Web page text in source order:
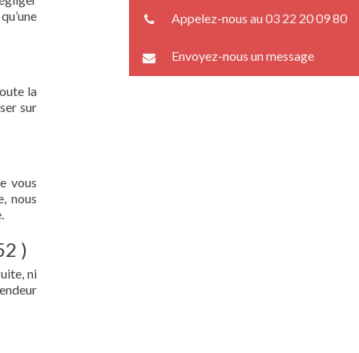
la
sur
vous
nous
)
ni
Appelez-nous au 03 22 20 09 80
Envoyez-nous un message